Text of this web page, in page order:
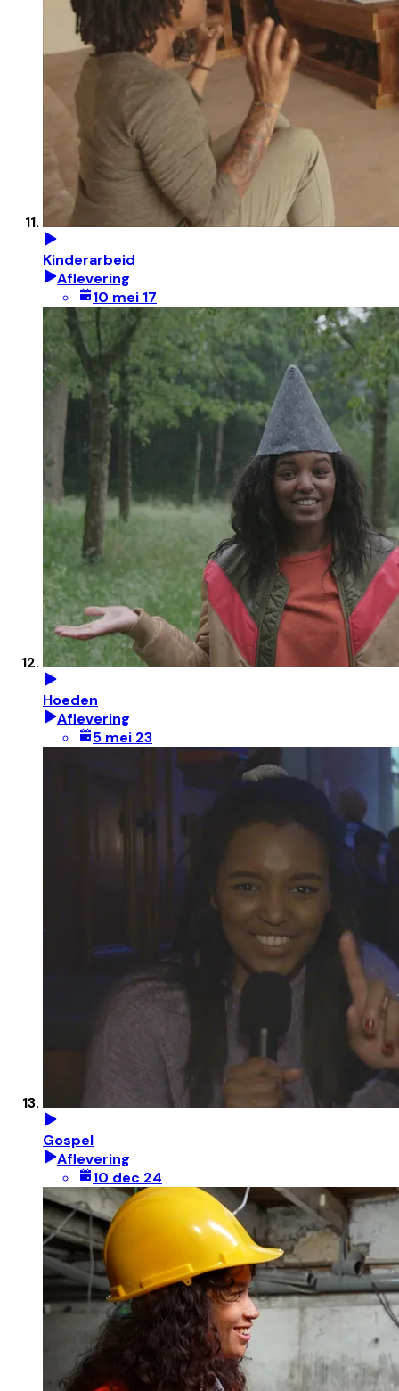
Kinderarbeid
Aflevering
10 mei 17
Hoeden
Aflevering
5 mei 23
Gospel
Aflevering
10 dec 24